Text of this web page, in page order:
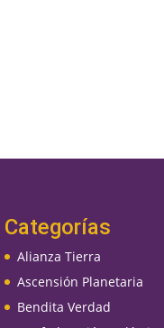
Categorías
Alianza Tierra
Ascensión Planetaria
Bendita Verdad